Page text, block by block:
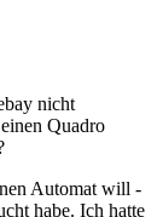
nicht
Quadro
Automat will -
habe. Ich hatte